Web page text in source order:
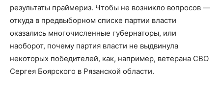
результаты праймериз. Чтобы не возникло вопросов —
откуда в предвыборном списке партии власти
оказались многочисленные губернаторы, или
наоборот, почему партия власти не выдвинула
некоторых победителей, как, например, ветерана СВО
Сергея Боярского в Рязанской области.